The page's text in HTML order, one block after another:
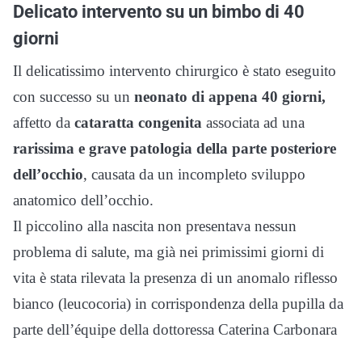
Delicato intervento su un bimbo di 40
giorni
Il delicatissimo intervento chirurgico è stato eseguito
con successo su un neonato di appena 40 giorni,
affetto da cataratta congenita associata ad una
rarissima e grave patologia della parte posteriore
dell’occhio, causata da un incompleto sviluppo
anatomico dell’occhio.
Il piccolino alla nascita non presentava nessun
problema di salute, ma già nei primissimi giorni di
vita è stata rilevata la presenza di un anomalo riflesso
bianco (leucocoria) in corrispondenza della pupilla da
parte dell’équipe della dottoressa Caterina Carbonara